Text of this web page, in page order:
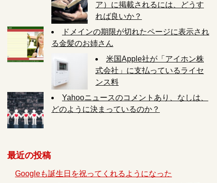
ア）に掲載されるには、どうす
れば良いか？
ドメインの期限が切れたページに表示され
る金髪のお姉さん
米国Apple社が「アイホン株
式会社」に支払っているライセ
ンス料
Yahooニュースのコメントあり、なしは、
どのように決まっているのか？
最近の投稿
Googleも誕生日を祝ってくれるようになった